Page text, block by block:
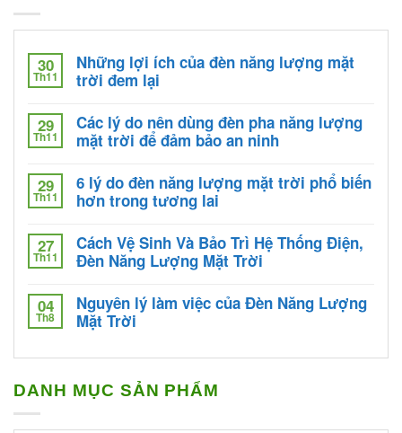
30
Th11
Những lợi ích của đèn năng lượng mặt
trời đem lại
29
Th11
Các lý do nên dùng đèn pha năng lượng
mặt trời để đảm bảo an ninh
29
Th11
6 lý do đèn năng lượng mặt trời phổ biến
hơn trong tương lai
27
Th11
Cách Vệ Sinh Và Bảo Trì Hệ Thống Điện,
Đèn Năng Lượng Mặt Trời
04
Th8
Nguyên lý làm việc của Đèn Năng Lượng
Mặt Trời
DANH MỤC SẢN PHẨM